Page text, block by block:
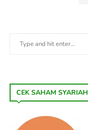
CEK SAHAM SYARIAH